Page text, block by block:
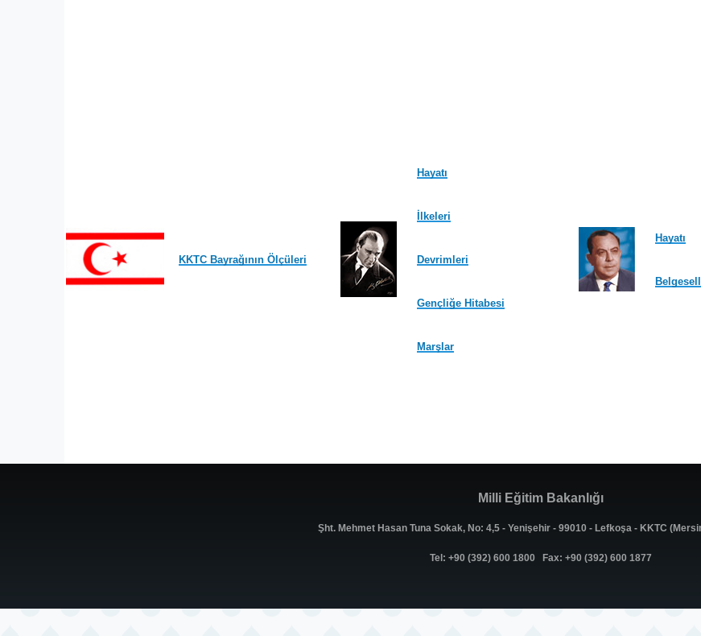
KKTC Bayrağının Ölçüleri
Hayatı
İlkeleri
Devrimleri
Gençliğe Hitabesi
Marşlar
Hayatı
Milli Eğitim Bakanlığı
Şht. Mehmet Hasan Tuna Sokak, No: 4,5 - Yenişehir - 99010 - Lefkoşa - KKTC
Tel: +90 (392) 600 1800 Fax: +90 (392) 600 1877